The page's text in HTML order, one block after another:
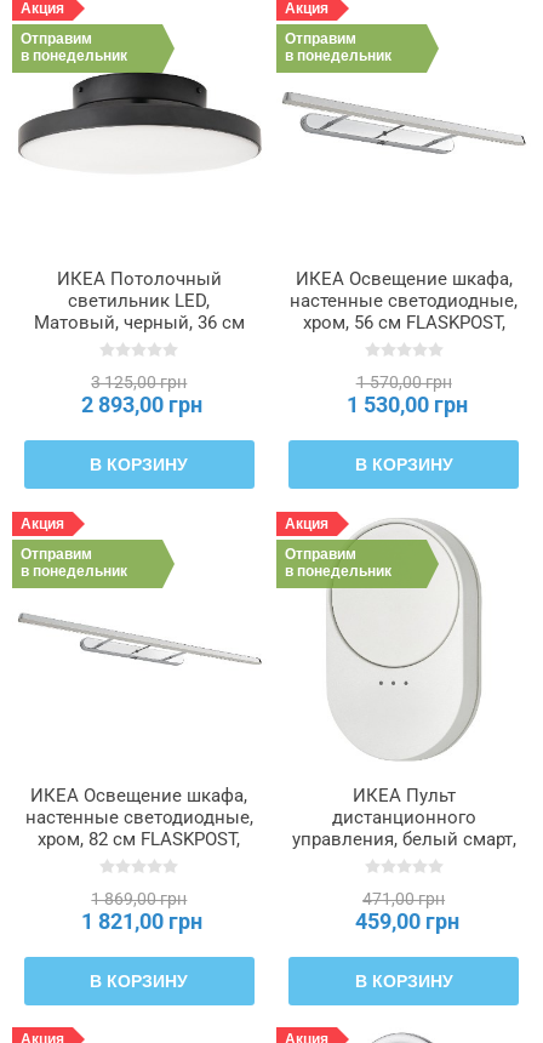
Акция
Отправим
в понедельник
ИКЕА Потолочный
светильник LED,
Матовый, черный, 36 см
KABOMBA, 604.852.78
3 125,00 грн
2 893,00 грн
В КОРЗИНУ
Акция
Отправим
в понедельник
ИКЕА Освещение шкафа,
настенные светодиодные,
хром, 56 см FLASKPOST,
305.910.39
1 570,00 грн
1 530,00 грн
В КОРЗИНУ
Акция
Отправим
в понедельник
ИКЕА Освещение шкафа,
настенные светодиодные,
хром, 82 см FLASKPOST,
205.910.87
1 869,00 грн
1 821,00 грн
В КОРЗИНУ
Акция
Отправим
в понедельник
ИКЕА Пульт
дистанционного
управления, белый смарт,
крутилка прокрутки
471,00 грн
459,00 грн
В КОРЗИНУ